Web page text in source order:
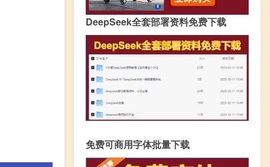
DeepSeek全套部署资料免费下载
免费可商用字体批量下载